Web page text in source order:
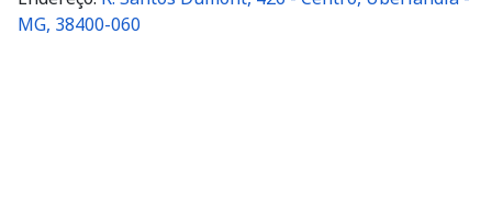
MG, 38400-060